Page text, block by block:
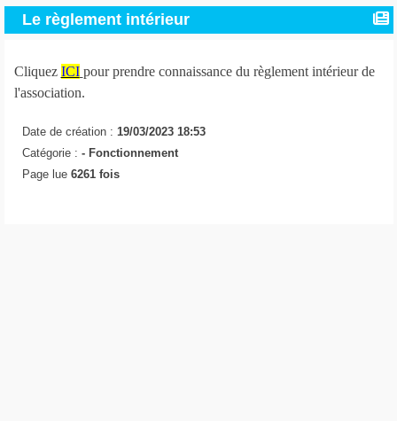
Le règlement intérieur
Cliquez ICI pour prendre connaissance du règlement intérieur de
l'association.
Date de création : 19/03/2023 18:53
Catégorie : - Fonctionnement
Page lue 6261 fois